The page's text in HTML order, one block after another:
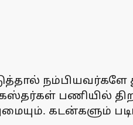
பணியில்
கடன்களும்